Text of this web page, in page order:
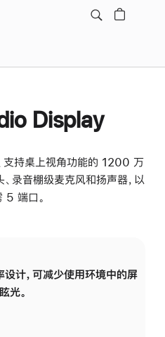
Display
持桌上视角功能的 1200 万
音棚级麦克风和扬声器，以
5 端口。
计，可减少使用环境中的屏
光。